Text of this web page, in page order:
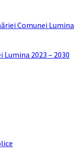
Comunei Lumina
2023 – 2030